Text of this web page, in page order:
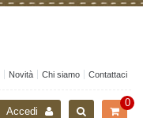
Novità Chi siamo Contattaci
0
Accedi